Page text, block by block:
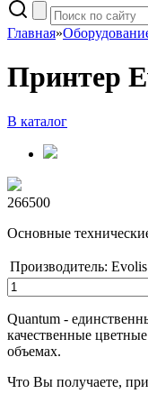
Главная»
Принтер
В каталог
266500
Основные
Производитель:
Quantum -
качественные
объемах.
Что Вы получаете,